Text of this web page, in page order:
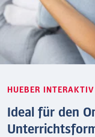
HUEBER INTERAKTIV
Ideal für den